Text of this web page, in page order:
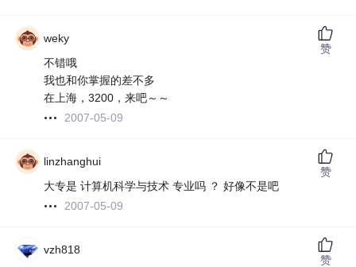
weky
不错哦
我也和你掌握的差不多
在上海，3200，来吧～～
2007-05-09
赞
linzhanghui
大专是 计算机科学与技术 专业吗 ？ 好像不是吧
2007-05-09
赞
vzh818
赞